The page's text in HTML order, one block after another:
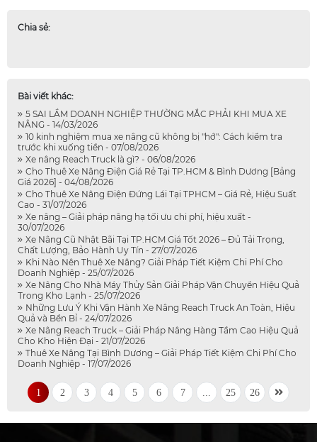
Chia sẻ:
Bài viết khác:
5 SAI LẦM DOANH NGHIỆP THƯỜNG MẮC PHẢI KHI MUA XE
NÂNG - 14/03/2026
10 kinh nghiệm mua xe nâng cũ không bị "hớ": Cách kiểm tra
trước khi xuống tiền - 07/08/2026
Xe nâng Reach Truck là gì? - 06/08/2026
Cho Thuê Xe Nâng Điện Giá Rẻ Tại TP.HCM & Bình Dương [Bảng
Giá 2026] - 04/08/2026
Cho Thuê Xe Nâng Điện Đứng Lái Tại TPHCM – Giá Rẻ, Hiệu Suất
Cao - 31/07/2026
Xe nâng – Giải pháp nâng hạ tối ưu chi phí, hiệu xuất -
30/07/2026
Xe Nâng Cũ Nhật Bãi Tại TP.HCM Giá Tốt 2026 – Đủ Tải Trọng,
Chất Lượng, Bảo Hành Uy Tín - 27/07/2026
Khi Nào Nên Thuê Xe Nâng? Giải Pháp Tiết Kiệm Chi Phí Cho
Doanh Nghiệp - 25/07/2026
Xe Nâng Cho Nhà Máy Thủy Sản Giải Pháp Vận Chuyển Hiệu Quả
Trong Kho Lạnh - 25/07/2026
Những Lưu Ý Khi Vận Hành Xe Nâng Reach Truck An Toàn, Hiệu
Quả và Bền Bỉ - 24/07/2026
Xe Nâng Reach Truck – Giải Pháp Nâng Hàng Tầm Cao Hiệu Quả
Cho Kho Hiện Đại - 21/07/2026
Thuê Xe Nâng Tại Bình Dương – Giải Pháp Tiết Kiệm Chi Phí Cho
Doanh Nghiệp - 17/07/2026
1 2 3 4 5 6 7 25 26